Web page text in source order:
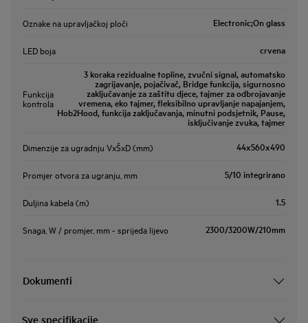
Oznake na upravljačkoj ploči Electronic;On glass
LED boja crvena
Funkcija
kontrola
3 koraka rezidualne topline, zvučni signal, automatsko
zagrijavanje, pojačivač, Bridge funkcija, sigurnosno
zaključavanje za zaštitu djece, tajmer za odbrojavanje
vremena, eko tajmer, fleksibilno upravljanje napajanjem,
Hob2Hood, funkcija zaključavanja, minutni podsjetnik, Pause,
isključivanje zvuka, tajmer
Dimenzije za ugradnju VxŠxD (mm) 44x560x490
Promjer otvora za ugranju, mm 5/10 integrirano
Duljina kabela (m) 1.5
Snaga, W / promjer, mm - sprijeda lijevo 2300/3200W/210mm
Dokumenti
Sve specifikacije